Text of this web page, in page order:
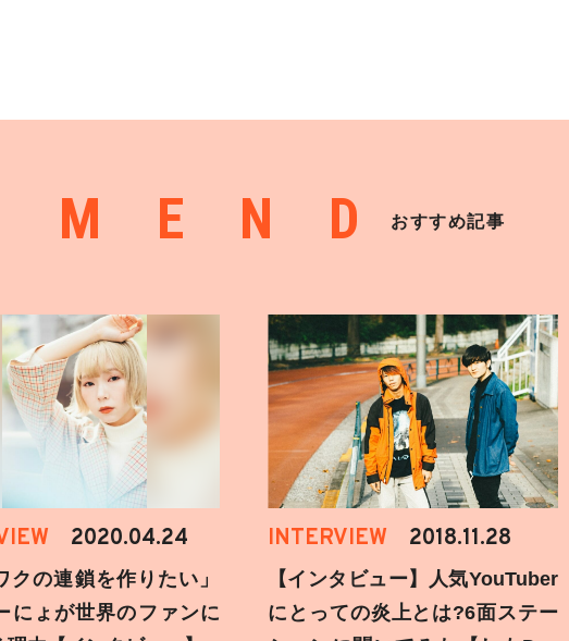
おすすめ記事
2020.04.24
クの連鎖を作りたい」
にょが世界のファンに
INTERVIEW 2018.11.28
【インタビュー】人気YouTuber
にとっての炎上とは?6面ステー